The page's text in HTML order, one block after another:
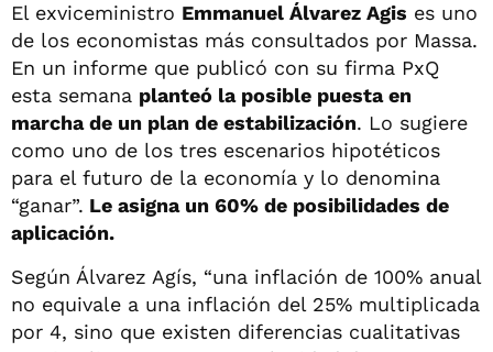
El exviceministro Emmanuel Álvarez Agis es uno
de los economistas más consultados por Massa.
En un informe que publicó con su firma PxQ
esta semana planteó la posible puesta en
marcha de un plan de estabilización. Lo sugiere
como uno de los tres escenarios hipotéticos
para el futuro de la economía y lo denomina
“ganar”. Le asigna un 60% de posibilidades de
aplicación.
Según Álvarez Agís, “una inflación de 100% anual
no equivale a una inflación del 25% multiplicada
por 4, sino que existen diferencias cualitativas